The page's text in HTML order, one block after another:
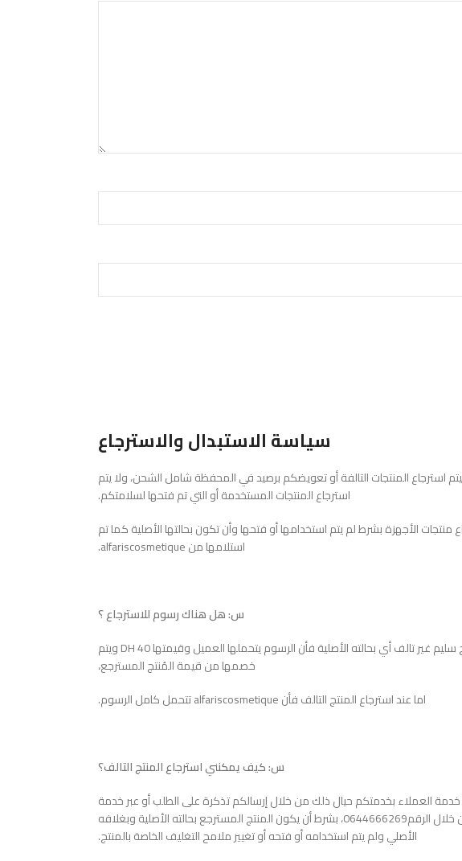
سياسة الاستبدال والاسترجاع
استرجاع المنتجات التالفة أو تعويضكم برصيد في المحفظة شامل الشحن، ولا يتم
استرجاع المنتجات المستخدمة أو التي تم فتحها لسلامتكم.
الأجهزة بشرط لم يتم استخدامها أو فتحها وأن تكون بحالتها الأصلية كما تم
استلامها من alfariscosmetique.
س: هل هناك رسوم للاسترجاع ؟
ج: عند استرجاع منتج سليم غير تالف أي بحالته الأصلية فأن الرسوم يتحملها العميل وقيمتها 40 DH ويتم
خصمها من قيمة المُنتج المسترجع،
اما عند استرجاع المنتج التالف فأن alfariscosmetique تتحمل كامل الرسوم.
س: كيف يمكنني استرجاع المنتج التالف؟
العملاء بخدمتكم حيال ذلك من خلال إرسالكم تذكرة على الطلب أو عبر خدمة
العملاء المتوفرة من خلال الرقم0644666269، بشرط أن يكون المنتج المسترجع بحالته الأصلية وبغلافه
الأصلي ولم يتم استخدامه أو فتحه أو تغيير ملامح التغليف الخاصة بالمنتج.